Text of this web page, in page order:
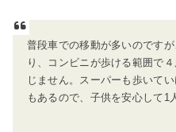
普段車での移動が多いのです
り、コンビニが歩ける範囲で
じません。スーパーも歩いて
もあるので、子供を安心して 1